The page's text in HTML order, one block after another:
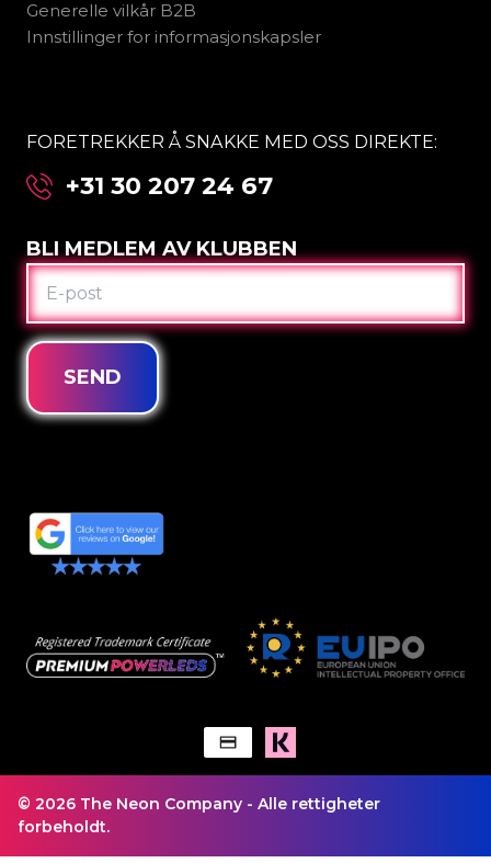
Generelle vilkår B2B
Innstillinger for informasjonskapsler
FORETREKKER Å SNAKKE MED OSS DIREKTE:
+31 30 207 24 67
BLI MEDLEM AV KLUBBEN
E-
POST
SEND
© 2026 The Neon Company - Alle rettigheter
forbeholdt.